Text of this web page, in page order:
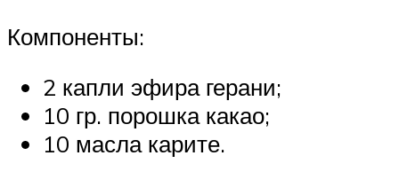
Компоненты:
2 капли эфира герани;
10 гр. порошка какао;
10 масла карите.